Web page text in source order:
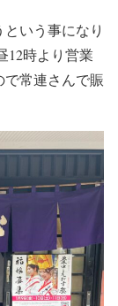
いう事になり
12時より営業
で常連さんで賑